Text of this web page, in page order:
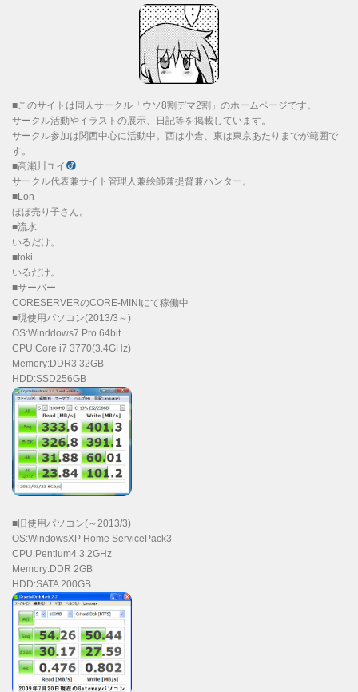
■このサイトは同人サークル「ウソ8割デマ2割」のホームページです。
サークル活動やイラストの展示、日記等を掲載しています。
サークル参加は関西中心に活動中。西は小倉、東は東京あたりまでが範囲で
す。
■高瀬川ユイ
サークル代表兼サイト管理人兼絵師兼提督兼ハンター。
■Lon
ほぼ売り子さん。
■流水
いるだけ。
■toki
いるだけ。
■サーバー
CORESERVERのCORE-MINIにて稼働中
■現使用パソコン(2013/3～)
OS:Winddows7 Pro 64bit
CPU:Core i7 3770(3.4GHz)
Memory:DDR3 32GB
HDD:SSD256GB
■旧使用パソコン(～2013/3)
OS:WindowsXP Home ServicePack3
CPU:Pentium4 3.2GHz
Memory:DDR 2GB
HDD:SATA 200GB